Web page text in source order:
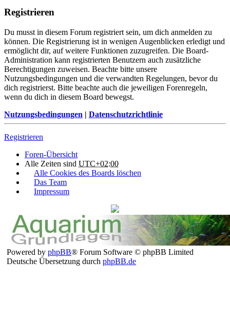
Registrieren
Du musst in diesem Forum registriert sein, um dich anmelden zu
können. Die Registrierung ist in wenigen Augenblicken erledigt und
ermöglicht dir, auf weitere Funktionen zuzugreifen. Die Board-
Administration kann registrierten Benutzern auch zusätzliche
Berechtigungen zuweisen. Beachte bitte unsere
Nutzungsbedingungen und die verwandten Regelungen, bevor du
dich registrierst. Bitte beachte auch die jeweiligen Forenregeln,
wenn du dich in diesem Board bewegst.
Nutzungsbedingungen | Datenschutzrichtlinie
Registrieren
Foren-Übersicht
Alle Zeiten sind UTC+02:00
Alle Cookies des Boards löschen
Das Team
Impressum
Powered by phpBB® Forum Software © phpBB Limited
Deutsche Übersetzung durch phpBB.de